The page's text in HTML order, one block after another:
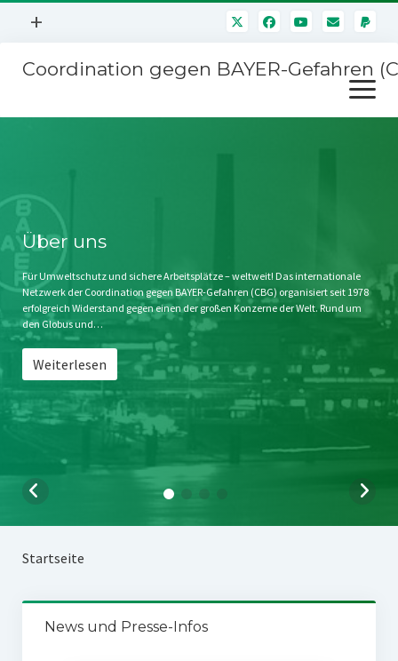
Menü
+
Mitmachen
Kontakt
Impressum
Störfälle
Coordination gegen BAYER-Gefahren
Menü
öffnen
Stichwort BAYER
Jahrestagung
SPENDEN
Über uns
Für Umweltschutz und sichere Arbeitsplätze – weltweit! Das internationale
Netzwerk der Coordination gegen BAYER-Gefahren (CBG) organisiert seit 1978
erfolgreich Widerstand gegen einen der großen Konzerne der Welt. Rund um
den Globus und…
Weiterlesen
Startseite
News und Presse-Infos